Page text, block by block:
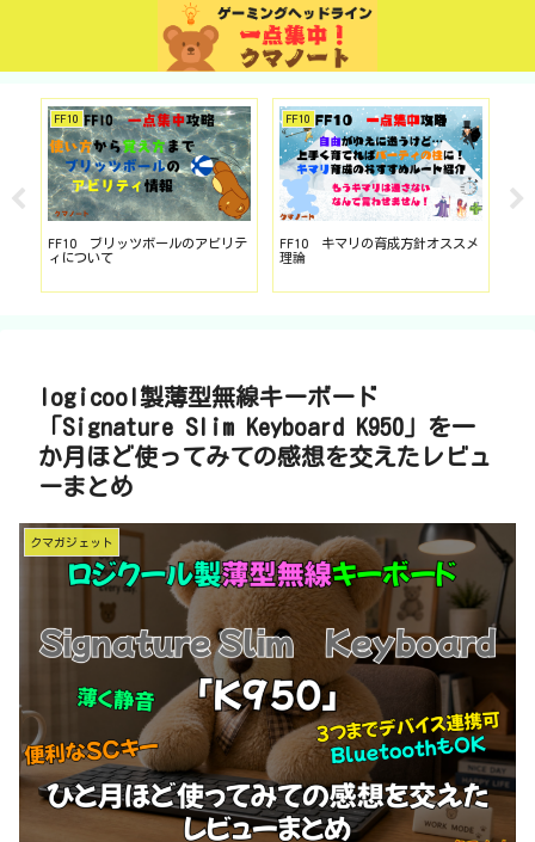
MiniMetro
Mini Metroの操作方法やアイテム
の使い方など基礎的な知識まとめ
TGS
東京ゲームショウ2025 チケット
情報のまとめ 楽しみ方に合わせ
logicool製薄型無線キーボード
「Signature Slim Keyboard K950」を一
か月ほど使ってみての感想を交えたレビュ
ーまとめ
クマガジェット